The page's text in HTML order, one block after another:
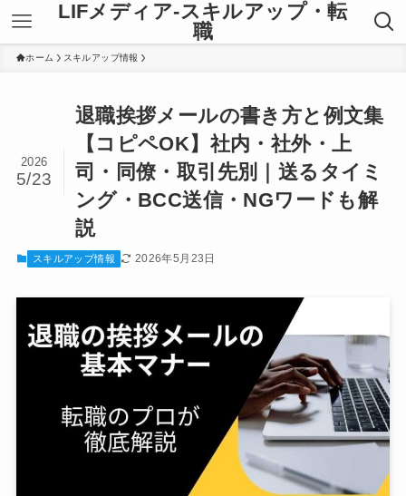
LIFメディア-スキルアップ・転
職
ホーム スキルアップ情報
退職挨拶メールの書き方と例文集
【コピペOK】社内・社外・上
司・同僚・取引先別｜送るタイミ
ング・BCC送信・NGワードも解
説
2026
5/23
スキルアップ情報 2026年5月23日